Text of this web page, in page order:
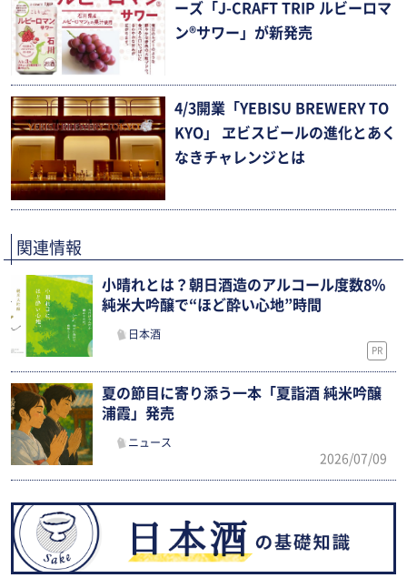
ーズ「J-CRAFT TRIP ルビーロマ
ン®サワー」が新発売
4/3開業「YEBISU BREWERY TO
KYO」 ヱビスビールの進化とあく
なきチャレンジとは
関連情報
小晴れとは？朝日酒造のアルコール度数8%
純米大吟醸で“ほど酔い心地”時間
日本酒
PR
夏の節目に寄り添う一本「夏詣酒 純米吟醸
浦霞」発売
ニュース
2026/07/09